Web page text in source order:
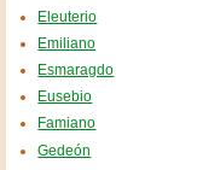
Eleuterio
Emiliano
Esmaragdo
Eusebio
Famiano
Gedeón